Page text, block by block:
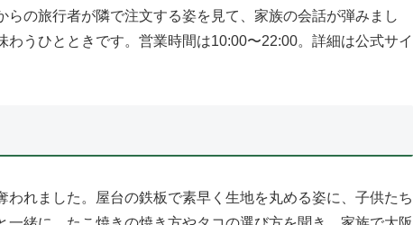
の旅行者が隣で注文する姿を見て、家族の会話が弾みまし
うひとときです。営業時間は10:00〜22:00。詳細は公式サイ
れました。屋台の鉄板で素早く生地を丸める姿に、子供たち